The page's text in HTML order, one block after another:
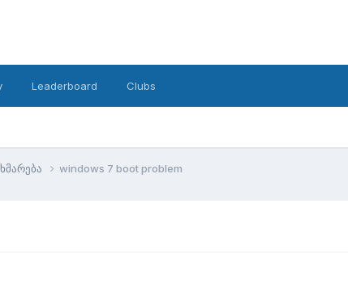
Leaderboard Clubs
windows 7 boot problem